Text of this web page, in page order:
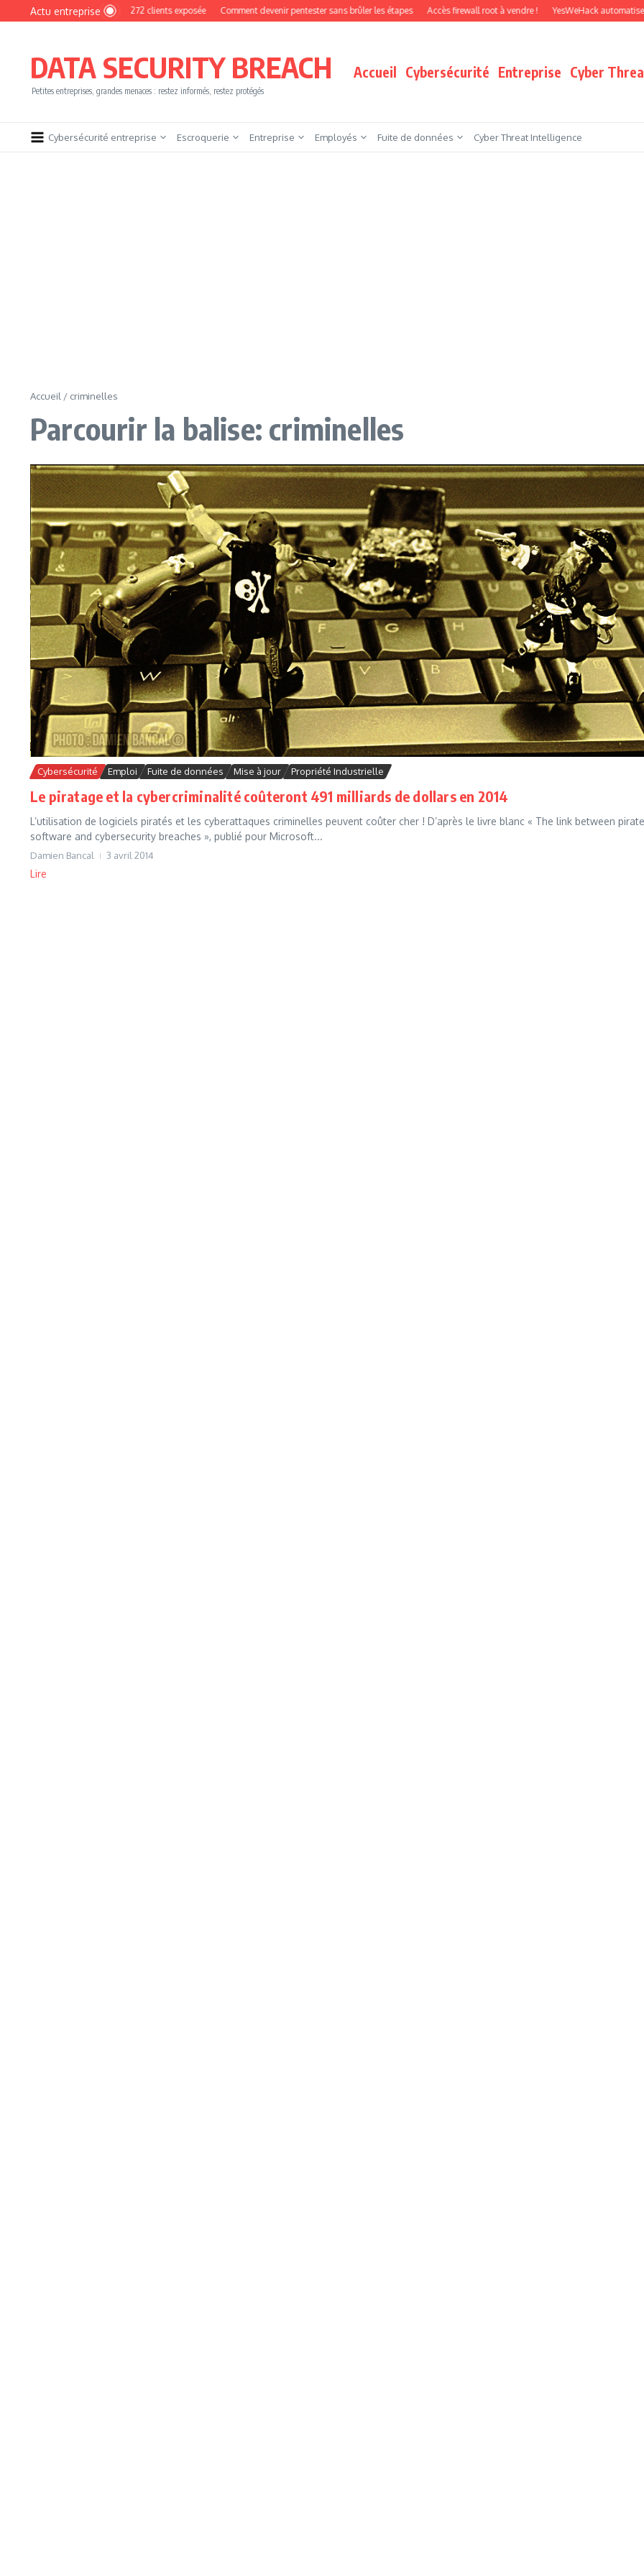
Aller au contenu
Actu entreprise
: une base de 16 272 clients exposée Comment devenir pentester sans brûler les étapes Accès firewall root à vendre ! YesWeHack automatise le
DATA SECURITY BREACH
Petites entreprises, grandes menaces : restez informés, restez protégés
Accueil Cybersécurité Entreprise Cyber
Cybersécurité entreprise Escroquerie Entreprise Employés Fuite de données Cyber Threat Intelligence
Accueil / criminelles
Parcourir la balise: criminelles
Cybersécurité Emploi Fuite de données Mise à jour Propriété Industrielle
Le piratage et la cybercriminalité coûteront 491 milliards de dollars en 2014
L’utilisation de logiciels piratés et les cyberattaques criminelles peuvent coûter cher ! D’après le livre blanc « The link between
software and cybersecurity breaches », publié pour Microsoft...
Damien Bancal 3 avril 2014
Lire